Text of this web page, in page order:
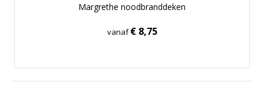
Margrethe noodbranddeken
vanaf€ 8,75